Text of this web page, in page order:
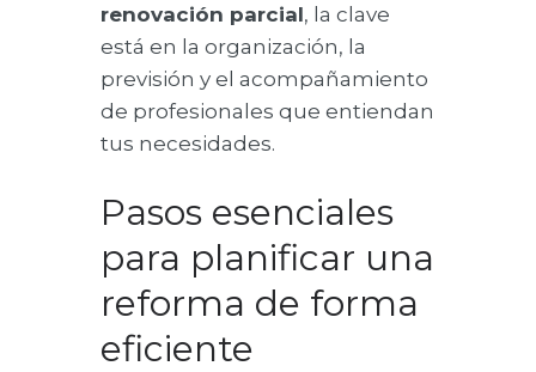
renovación parcial, la clave
está en la organización, la
previsión y el acompañamiento
de profesionales que entiendan
tus necesidades.
Pasos esenciales
para planificar una
reforma de forma
eficiente